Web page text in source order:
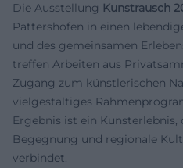
Die Ausstellung Kunstrausch
Pattershofen in einen
und des gemeinsamen
treffen Arbeiten aus
Zugang zum künstlerischen
vielgestaltiges
Ergebnis ist ein
Begegnung und regionale
verbindet.